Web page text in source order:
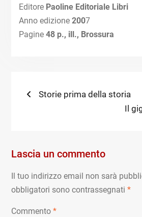
Editore Paoline Editoriale Libri
Anno edizione 2007
Pagine 48 p., ill., Brossura
Navigazione
Previous
Storie prima della storia
Next
Il
Lascia un commento
Il tuo indirizzo email non sarà
obbligatori sono contrassegnati *
Commento *